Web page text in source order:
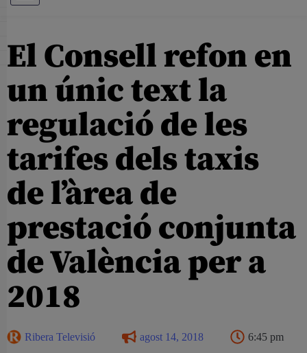
El Consell refon en
un únic text la
regulació de les
tarifes dels taxis
de l’àrea de
prestació conjunta
de València per a
2018
Ribera Televisió agost 14, 2018 6:45 pm